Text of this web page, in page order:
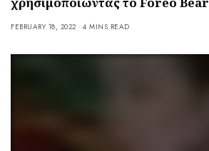
FEBRUARY 18, 2022 4 MINS READ